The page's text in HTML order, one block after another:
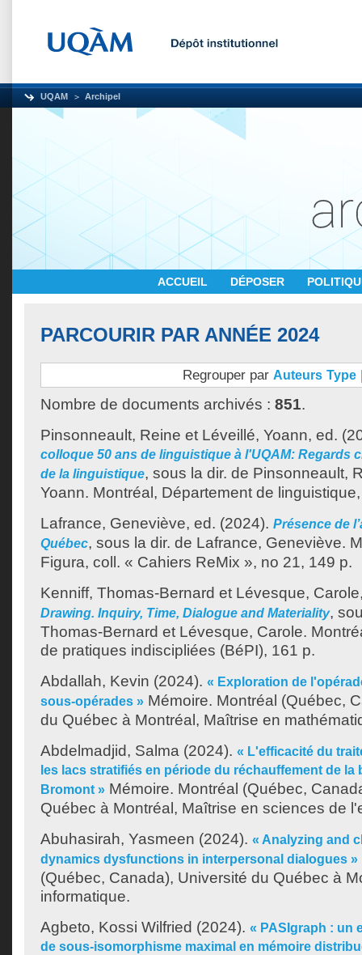
UQAM Archipel
ACCUEIL DÉPOSER
PARCOURIR PAR ANNÉE 2024
Regrouper par Auteurs Type
Nombre de documents archivés : 851.
Pinsonneault, Reine et Léveillé, Yoann, ed.
colloque 50 ans de linguistique à l'UQAM: Regards
de la linguistique, sous la dir. de Pinsonneault,
Yoann. Montréal, Département de
Lafrance, Geneviève, ed. (2024). Présence de
Québec, sous la dir. de Lafrance, Geneviève.
Figura, coll. « Cahiers ReMix », no 21, 149 p.
Kenniff, Thomas-Bernard et Lévesque, Carole
Drawing. Inquiry, Time, Dialogue and Materiality,
Thomas-Bernard et Lévesque, Carole.
de pratiques indiscipliées (BéPI), 161 p.
Abdallah, Kevin (2024). « Exploration de
sous-opérades » Mémoire. Montréal (Québec,
du Québec à Montréal, Maîtrise en
Abdelmadjid, Salma (2024). « L'efficacité du
les lacs stratifiés en période du réchauffement de la
Bromont » Mémoire. Montréal (Québec,
Québec à Montréal, Maîtrise en sciences de
Abuhasirah, Yasmeen (2024). « Analyzing and
dynamics dysfunctions in interpersonal dialogues »
(Québec, Canada), Université du Québec à
informatique.
Agbeto, Kossi Wilfried (2024). « PASIgraph : un
de sous-isomorphisme maximal en mémoire